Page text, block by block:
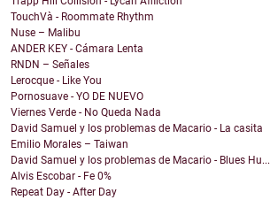
TouchVà - Roommate Rhythm
Nuse – Malibu
ANDER KEY - Cámara Lenta
RNDN – Señales
Lerocque - Like You
Pornosuave - YO DE NUEVO
Viernes Verde - No Queda Nada
David Samuel y los problemas de Macario - La casita
Emilio Morales – Taiwan
David Samuel y los problemas de Macario - Blues Hu...
Alvis Escobar - Fe 0%
Repeat Day - After Day